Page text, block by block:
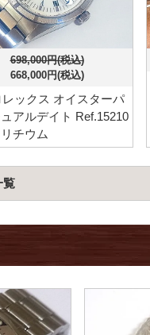
698,000円(税込)
668,000円(税込)
レックス オイスターパ
アルデイト Ref.15210
チウム
覧